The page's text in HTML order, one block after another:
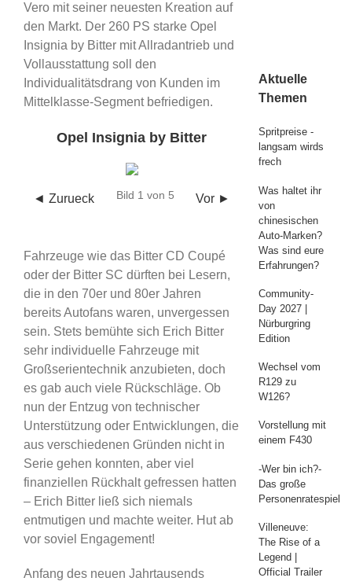
Vero mit seiner neuesten Kreation auf
den Markt. Der 260 PS starke Opel
Insignia by Bitter mit Allradantrieb und
Vollausstattung soll den
Individualitätsdrang von Kunden im
Mittelklasse-Segment befriedigen.
Opel Insignia by Bitter
◄ Zurueck Vor ►
Bild 1 von 5
Fahrzeuge wie das Bitter CD Coupé
oder der Bitter SC dürften bei Lesern,
die in den 70er und 80er Jahren
bereits Autofans waren, unvergessen
sein. Stets bemühte sich Erich Bitter
sehr individuelle Fahrzeuge mit
Großserientechnik anzubieten, doch
es gab auch viele Rückschläge. Ob
nun der Entzug von technischer
Unterstützung oder Entwicklungen, die
aus verschiedenen Gründen nicht in
Serie gehen konnten, aber viel
finanziellen Rückhalt gefressen hatten
– Erich Bitter ließ sich niemals
entmutigen und machte weiter. Hut ab
vor soviel Engagement!
Anfang des neuen Jahrtausends
Aktuelle
Themen
Spritpreise -
langsam wirds
frech
Was haltet ihr
von
chinesischen
Auto-Marken?
Was sind eure
Erfahrungen?
Community-
Day 2027 |
Nürburgring
Edition
Wechsel vom
R129 zu
W126?
Vorstellung mit
einem F430
-Wer bin ich?-
Das große
Personenratespiel
Villeneuve:
The Rise of a
Legend |
Official Trailer